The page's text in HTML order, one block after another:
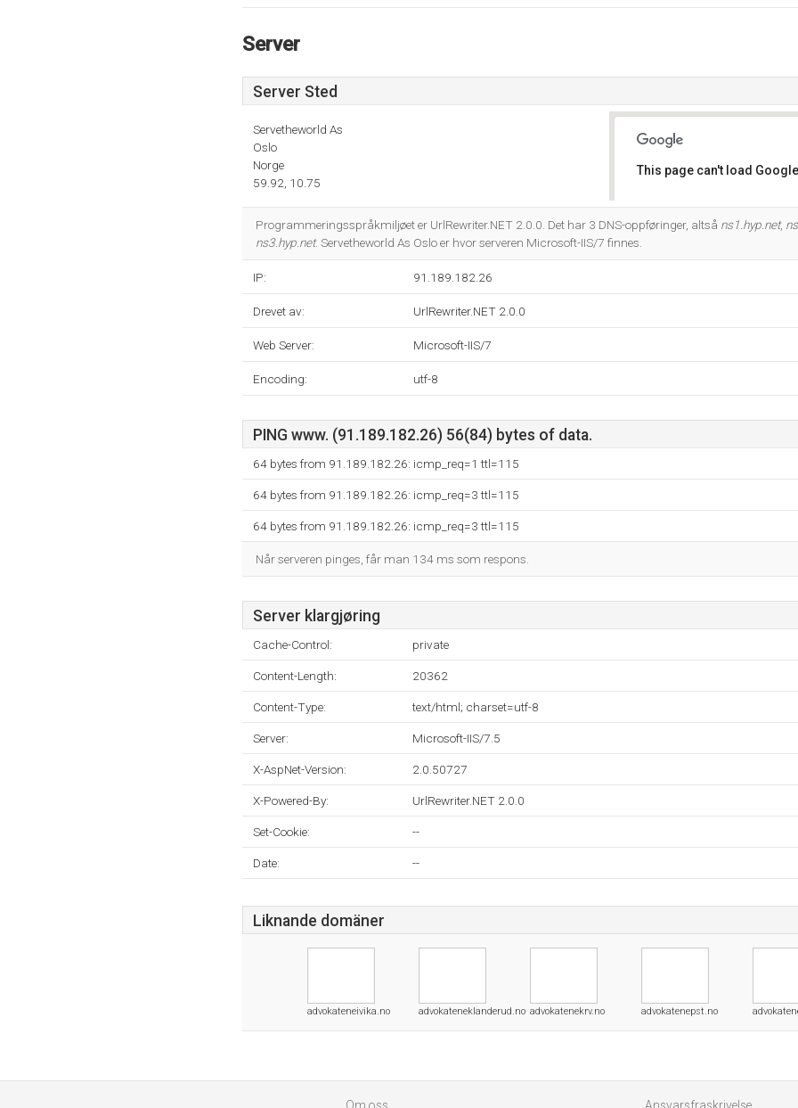
Server
Server Sted
Servetheworld As
Oslo
Norge
59.92, 10.75
This page can't load
Do you own this website?
Programmeringsspråkmiljøet er UrlRewriter.NET 2.0.0. Det har 3 DNS-oppføringer, altså ns1.hyp.net,
ns3.hyp.net. Servetheworld As Oslo er hvor serveren Microsoft-IIS/7 finnes.
IP: 91.189.182.26
Drevet av: UrlRewriter.NET 2.0.0
Web Server: Microsoft-IIS/7
Encoding: utf-8
PING www. (91.189.182.26) 56(84) bytes of data.
64 bytes from 91.189.182.26: icmp_req=1 ttl=115
64 bytes from 91.189.182.26: icmp_req=3 ttl=115
64 bytes from 91.189.182.26: icmp_req=3 ttl=115
Når serveren pinges, får man 134 ms som respons.
Server klargjøring
Cache-Control: private
Content-Length: 20362
Content-Type: text/html; charset=utf-8
Server: Microsoft-IIS/7.5
X-AspNet-Version: 2.0.50727
X-Powered-By: UrlRewriter.NET 2.0.0
Set-Cookie: --
Date: --
Liknande domäner
advokateneivika.no advokateneklanderud.no advokatenekrv.no advokatenepst.no